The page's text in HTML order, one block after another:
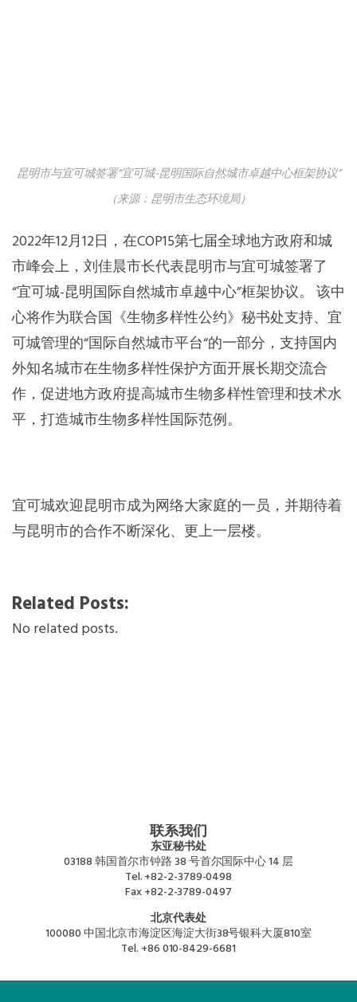
昆明市与宜可城签署“宜可城-昆明国际自然城市卓越中心框架协议”
（来源：昆明市生态环境局）
2022年12月12日，在COP15第七届全球地方政府和城
市峰会上，刘佳晨市长代表昆明市与宜可城签署了
“宜可城-昆明国际自然城市卓越中心”框架协议。 该中
心将作为联合国《生物多样性公约》秘书处支持、宜
可城管理的“国际自然城市平台“的一部分，支持国内
外知名城市在生物多样性保护方面开展长期交流合
作，促进地方政府提高城市生物多样性管理和技术水
平，打造城市生物多样性国际范例。
宜可城欢迎昆明市成为网络大家庭的一员，并期待着
与昆明市的合作不断深化、更上一层楼。
Related Posts:
No related posts.
联系我们
东亚秘书处
03188 韩国首尔市钟路 38 号首尔国际中心 14 层
Tel.+82-2-3789-0498
Fax+82-2-3789-0497
北京代表处
100080 中国北京市海淀区海淀大街38号银科大厦810室
Tel. +86 010-8429-6681